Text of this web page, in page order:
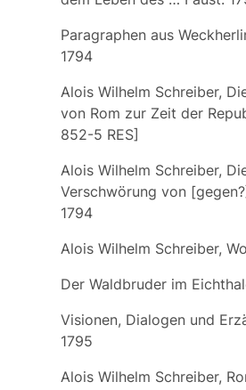
Paragraphen aus
1794
Alois Wilhelm Schreiber,
von Rom zur Zeit der
852-5 RES]
Alois Wilhelm Schreiber,
Verschwörung von
1794
Alois Wilhelm Schreiber,
Der Waldbruder im
Visionen, Dialogen und
1795
Alois Wilhelm Schreiber,